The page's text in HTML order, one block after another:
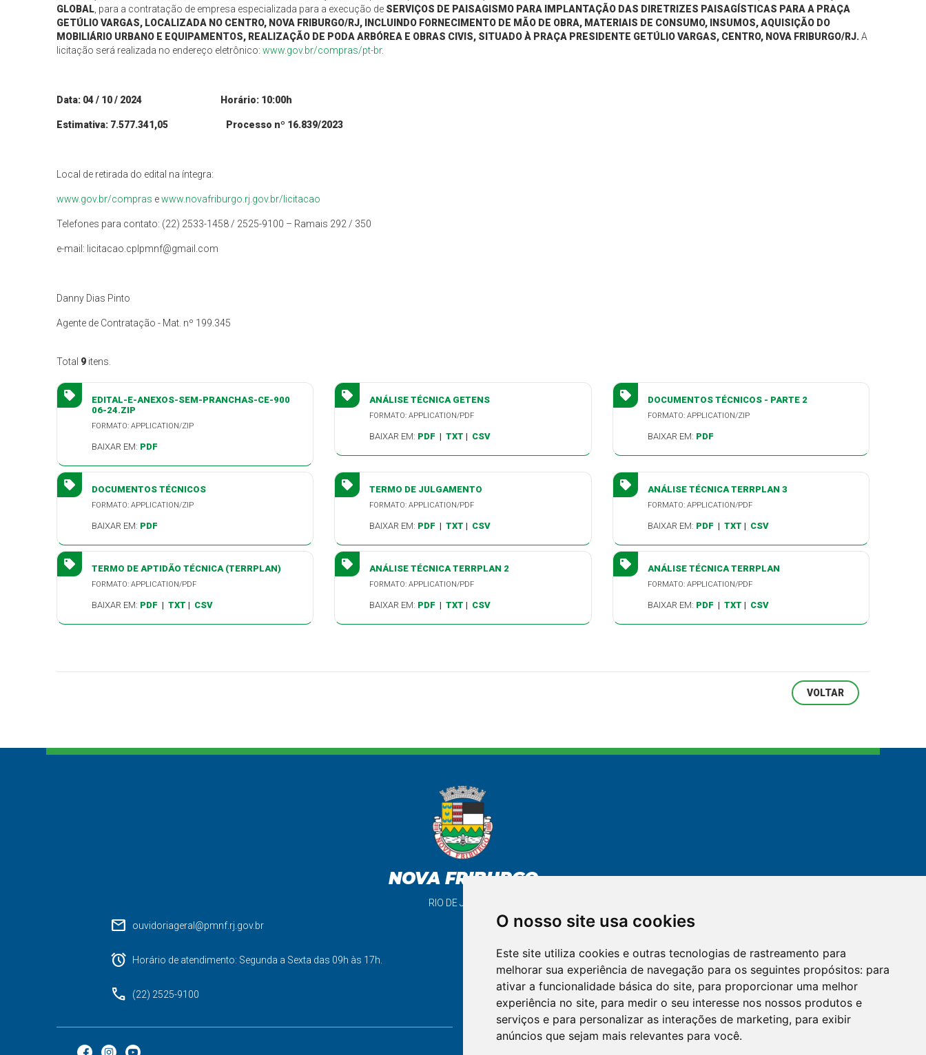
O nosso site usa cookies
Este site utiliza cookies e outras tecnologias de rastreamento para
melhorar sua experiência de navegação para os seguintes propósitos: para
ativar a funcionalidade básica do site, para proporcionar uma melhor
experiência no site, para medir o seu interesse nos nossos produtos e
serviços e para personalizar as interações de marketing, para exibir
anúncios que sejam mais relevantes para você.
GLOBAL , para a contratação de empresa especializada para a execução de SERVIÇOS DE PAISAGISMO PARA IMPLANTAÇÃO DAS DIRETRIZES PAISAGÍSTICAS PARA A PRAÇA
GETÚLIO VARGAS, LOCALIZADA NO CENTRO, NOVA FRIBURGO/RJ, INCLUINDO FORNECIMENTO DE MÃO DE OBRA, MATERIAIS DE CONSUMO, INSUMOS, AQUISIÇÃO DO
MOBILIÁRIO URBANO E EQUIPAMENTOS, REALIZAÇÃO DE PODA ARBÓREA E OBRAS CIVIS, SITUADO À PRAÇA PRESIDENTE GETÚLIO VARGAS, CENTRO, NOVA FRIBURGO/RJ. A
licitação será realizada no endereço eletrônico:www.gov.br/compras/pt-br.
Data: 04/ 10/ 2024 Horário: 10:00h
Estimativa: 7.577.341,05 Processo nº 16.839/2023
Local de retirada do edital na íntegra:
www.gov.br/compras ewww.novafriburgo.rj.gov.br/licitacao
Telefones para contato: (22) 2533-1458 / 2525-9100 – Ramais 292 / 350
e-mail: licitacao.cplpmnf@gmail.com
Danny Dias Pinto
Agente de Contratação - Mat. nº 199.345
Total 9 itens.
EDITAL-E-ANEXOS-SEM-PRANCHAS-CE-900
06-24.ZIP
FORMATO: APPLICATION/ZIP
BAIXAR EM: PDF
ANÁLISE TÉCNICA GETENS
FORMATO: APPLICATION/PDF
BAIXAR EM: PDF |TXT | CSV
DOCUMENTOS TÉCNICOS - PARTE 2
FORMATO: APPLICATION/ZIP
BAIXAR EM: PDF
DOCUMENTOS TÉCNICOS
FORMATO: APPLICATION/ZIP
BAIXAR EM: PDF
TERMO DE JULGAMENTO
FORMATO: APPLICATION/PDF
BAIXAR EM: PDF |TXT | CSV
ANÁLISE TÉCNICA TERRPLAN 3
FORMATO: APPLICATION/PDF
BAIXAR EM: PDF | TXT | CSV
TERMO DE APTIDÃO TÉCNICA (TERRPLAN)
FORMATO: APPLICATION/PDF
BAIXAR EM: PDF |TXT | CSV
ANÁLISE TÉCNICA TERRPLAN 2
FORMATO: APPLICATION/PDF
BAIXAR EM: PDF |TXT | CSV
ANÁLISE TÉCNICA TERRPLAN
FORMATO: APPLICATION/PDF
BAIXAR EM: PDF | TXT | CSV
VOLTAR
NOVA FRIBURGO
RIO DE JANEIRO
mail ouvidoriageral@pmnf.rj.gov.br
alarm Horário de atendimento: Segunda a Sexta das 09h às 17h.
phone (22) 2525-9100
support_agent
FALE CONOSCO
mail
OUVIDORIA
cloud_lock
LGPD